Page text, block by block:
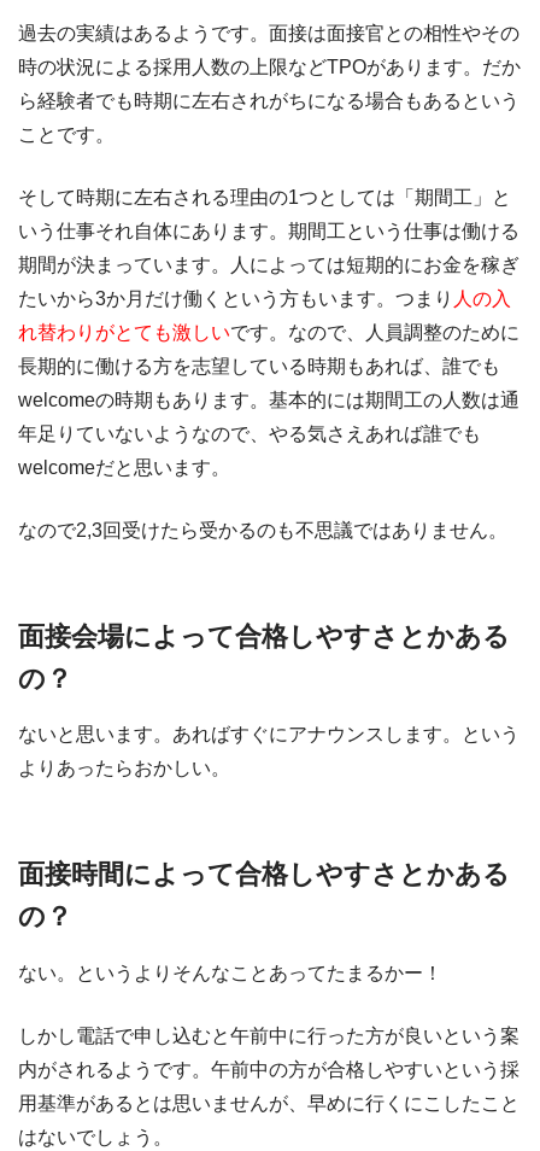
過去の実績はあるようです。面接は面接官との相性やその
時の状況による採用人数の上限などTPOがあります。だか
ら経験者でも時期に左右されがちになる場合もあるという
ことです。
そして時期に左右される理由の1つとしては「期間工」と
いう仕事それ自体にあります。期間工という仕事は働ける
期間が決まっています。人によっては短期的にお金を稼ぎ
たいから3か月だけ働くという方もいます。つまり 人の入
れ替わりがとても激しいです。なので、人員調整のために
長期的に働ける方を志望している時期もあれば、誰でも
welcomeの時期もあります。基本的には期間工の人数は通
年足りていないようなので、やる気さえあれば誰でも
welcomeだと思います。
なので2,3回受けたら受かるのも不思議ではありません。
面接会場によって合格しやすさとかある
の？
ないと思います。あればすぐにアナウンスします。という
よりあったらおかしい。
面接時間によって合格しやすさとかある
の？
ない。というよりそんなことあってたまるかー！
しかし電話で申し込むと午前中に行った方が良いという案
内がされるようです。午前中の方が合格しやすいという採
用基準があるとは思いませんが、早めに行くにこしたこと
はないでしょう。